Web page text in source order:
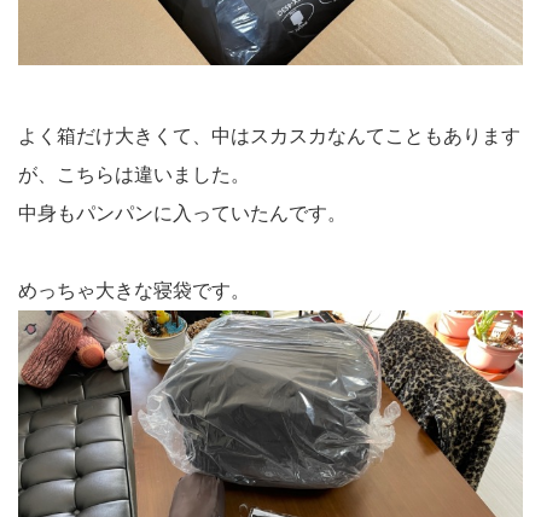
よく箱だけ大きくて、中はスカスカなんてこともあります
が、こちらは違いました。
中身もパンパンに入っていたんです。
めっちゃ大きな寝袋です。